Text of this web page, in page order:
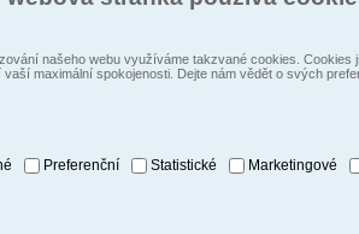
našeho webu využíváme takzvané cookies.
vaší maximální spokojenosti. Dejte nám vědět o svých
Preferenční Statistické Marketingové